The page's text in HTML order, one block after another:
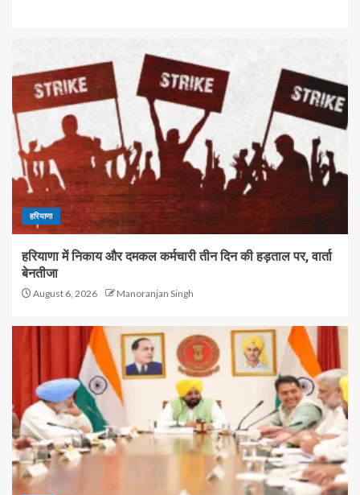
हरियाणा
हरियाणा में निकाय और दमकल कर्मचारी तीन दिन की हड़ताल पर, वार्ता
बेनतीजा
August 6, 2026 Manoranjan Singh